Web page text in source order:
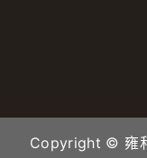
Copyright © 雍